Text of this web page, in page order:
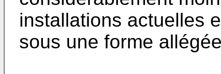
installations actuelles
sous une forme